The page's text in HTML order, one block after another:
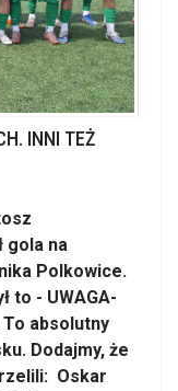
INNI TEŻ
gola na
Polkowice.
to - UWAGA-
absolutny
Dodajmy, że
Oskar